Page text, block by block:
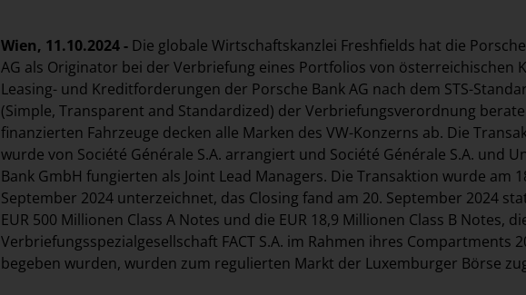
Wien, 11.10.2024 - Die globale Wirtschaftskanzlei Freshfields hat die
AG als Originator bei der Verbriefung eines Portfolios von österreichischen
Leasing- und Kreditforderungen der Porsche Bank AG nach dem STS-
(Simple, Transparent and Standardized) der Verbriefungsverordnung
finanzierten Fahrzeuge decken alle Marken des VW-Konzerns ab. Die
wurde von Société Générale S.A. arrangiert und Société Générale S.A. und
Bank GmbH fungierten als Joint Lead Managers. Die Transaktion wurde am
September 2024 unterzeichnet, das Closing fand am 20. September 2024
EUR 500 Millionen Class A Notes und die EUR 18,9 Millionen Class B Notes,
Verbriefungsspezialgesellschaft FACT S.A. im Rahmen ihres Compartments
begeben wurden, wurden zum regulierten Markt der Luxemburger Börse